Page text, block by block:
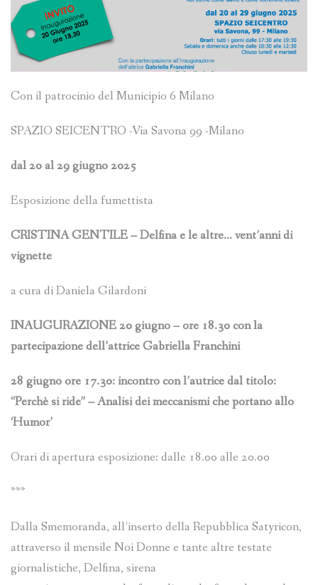
Con il patrocinio del Municipio 6 Milano
SPAZIO SEICENTRO -Via Savona 99 -Milano
dal 20 al 29 giugno 2025
Esposizione della fumettista
CRISTINA GENTILE – Delfina e le altre… vent’anni di
vignette
a cura di Daniela Gilardoni
INAUGURAZIONE 20 giugno – ore 18.30 con la
partecipazione dell’attrice Gabriella Franchini
28 giugno ore 17.30: incontro con l’autrice dal titolo:
“Perchè si ride” – Analisi dei meccanismi che portano allo
‘Humor’
Orari di apertura esposizione: dalle 18.00 alle 20.00
***
Dalla Smemoranda, all’inserto della Repubblica Satyricon,
attraverso il mensile Noi Donne e tante altre testate
giornalistiche, Delfina, sirena